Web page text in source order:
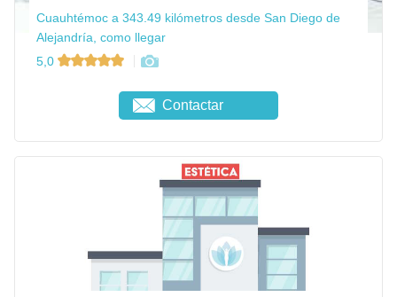
Cuauhtémoc a 343.49 kilómetros desde San Diego de
Alejandría, como llegar
5,0
Contactar